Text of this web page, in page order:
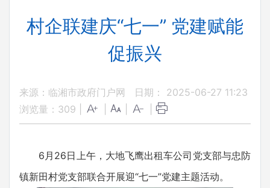
村企联建庆“七一” 党建赋能
促振兴
来源：临湘市政府门户网
日期： 2025-06-27 11:23
浏览量： 309
6月26日上午，大地飞鹰出租车公司党支部与忠防
镇新田村党支部联合开展迎“七一”党建主题活动。